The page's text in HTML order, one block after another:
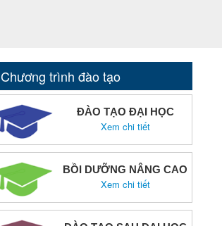
Chương trình đào tạo
ĐÀO TẠO ĐẠI HỌC
Xem chi tiết
BỒI DƯỠNG NÂNG CAO
Xem chi tiết